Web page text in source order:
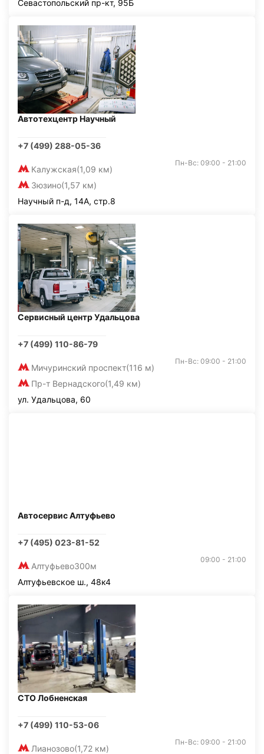
Севастопольский пр-кт, 95Б
Автотехцентр Научный
+7 (499) 288-05-36
Калужская(1,09 км)
Зюзино(1,57 км)
Пн-Вс: 09:00 - 21:00
Научный п-д, 14А, стр.8
Сервисный центр Удальцова
+7 (499) 110-86-79
Мичуринский проспект(116 м)
Пр-т Вернадского(1,49 км)
Пн-Вс: 09:00 - 21:00
ул. Удальцова, 60
Автосервис Алтуфьево
+7 (495) 023-81-52
Алтуфьево300м
09:00 - 21:00
Алтуфьевское ш., 48к4
СТО Лобненская
+7 (499) 110-53-06
Лианозово(1,72 км)
Пн-Вс: 09:00 - 21:00